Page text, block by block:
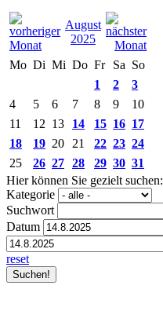
August
2025
Mo Di Mi Do Fr Sa So
1
2
3
4
5 6 7 8 9
10
11
12 13 14 15 16 17
18
19 20 21 22 23 24
25
26 27 28 29 30 31
Hier können Sie gezielt suchen:
Kategorie
Suchwort
Datum
reset